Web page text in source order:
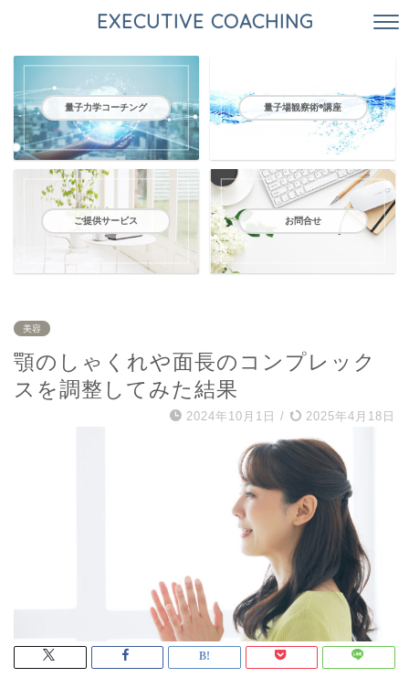
EXECUTIVE COACHING
量子力学コーチング 量子場観察術®️講座
ご提供サービス お問合せ
美容
顎のしゃくれや面長のコンプレック
スを調整してみた結果
2024年10月1日 / 2025年4月18日